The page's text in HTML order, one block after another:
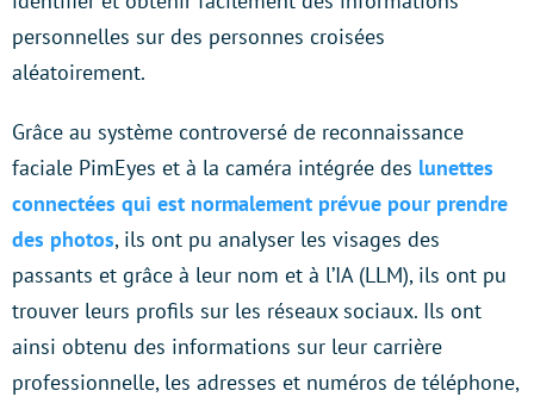
personnelles sur des personnes croisées
aléatoirement.
Grâce au système controversé de reconnaissance
faciale PimEyes et à la caméra intégrée des lunettes
connectées qui est normalement prévue pour prendre
des photos, ils ont pu analyser les visages des
passants et grâce à leur nom et à l’IA (LLM), ils ont pu
trouver leurs profils sur les réseaux sociaux. Ils ont
ainsi obtenu des informations sur leur carrière
professionnelle, les adresses et numéros de téléphone,